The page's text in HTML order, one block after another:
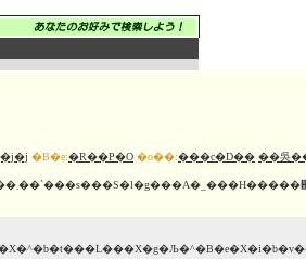
�B�e:�R��P�O �o��:���c�D�� ��吳